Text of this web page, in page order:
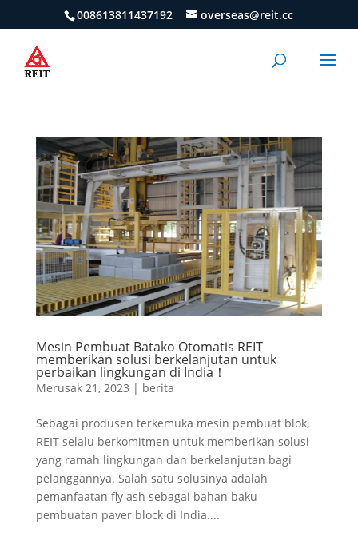
008613811437192 overseas@reit.cc
Mesin Pembuat Batako Otomatis REIT
memberikan solusi berkelanjutan untuk
perbaikan lingkungan di India！
Merusak 21, 2023 | berita
Sebagai produsen terkemuka mesin pembuat blok,
REIT selalu berkomitmen untuk memberikan solusi
yang ramah lingkungan dan berkelanjutan bagi
pelanggannya. Salah satu solusinya adalah
pemanfaatan fly ash sebagai bahan baku
pembuatan paver block di India....